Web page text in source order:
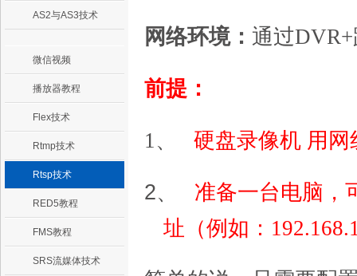
AS2与AS3技术
微信视频
播放器教程
Flex技术
Rtmp技术
Rtsp技术
RED5教程
FMS教程
SRS流媒体技术
网络环境： 通过
前提：
1、 硬盘录像机 用
2、
准备一台电脑，
址（例如：